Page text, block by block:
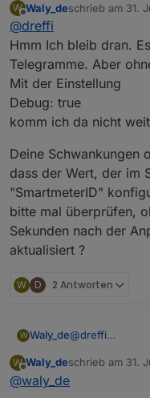
wieder makellos
Ergänzung:
Regelung
AC-Leistung
von 10W. Mit den
rauskommen, es
80W. Sobald der
die richtige
Home Assistant
beobachtet.
Das gleiche
W
Offline
Waly_deschrieb am 31.
zuletzt editiert
@dreffi
Hmm Ich bleib dran.
Telegramme. Aber
Mit der Einstellung
Debug: true
komm ich da nicht
Deine Schwankungen
dass der Wert, der im
"SmartmeterID"
bitte mal überprüfen,
Sekunden nach der
aktualisiert ?
W D 2 Antworten
W Waly_de@dreffi
Telegramme.
Deine
W
Offline
Waly_deschrieb am 31.
zuletzt editiert
@waly_de